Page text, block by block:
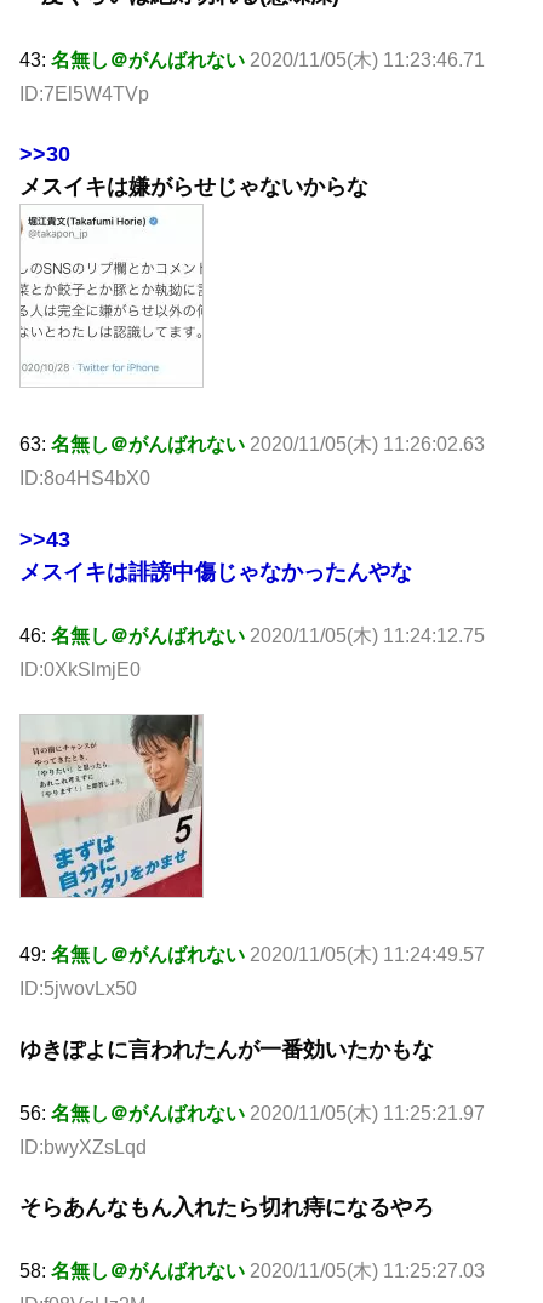
43: 名無し＠がんばれない 2020/11/05(木) 11:23:46.71
ID:7El5W4TVp
>>30
メスイキは嫌がらせじゃないからな
63: 名無し＠がんばれない 2020/11/05(木) 11:26:02.63
ID:8o4HS4bX0
>>43
メスイキは誹謗中傷じゃなかったんやな
46: 名無し＠がんばれない 2020/11/05(木) 11:24:12.75
ID:0XkSlmjE0
49: 名無し＠がんばれない 2020/11/05(木) 11:24:49.57
ID:5jwovLx50
ゆきぽよに言われたんが一番効いたかもな
56: 名無し＠がんばれない 2020/11/05(木) 11:25:21.97
ID:bwyXZsLqd
そらあんなもん入れたら切れ痔になるやろ
58: 名無し＠がんばれない 2020/11/05(木) 11:25:27.03